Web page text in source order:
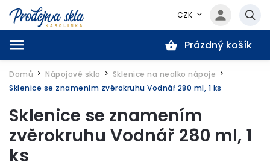
CZK
Prázdný košík
Domů / Nápojové sklo / Sklenice na nealko nápoje /
Sklenice se znamením zvěrokruhu Vodnář 280 ml, 1 ks
Sklenice se znamením
zvěrokruhu Vodnář 280 ml, 1
ks